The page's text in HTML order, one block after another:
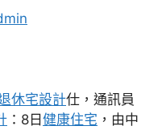
休宅設計仕，通訊員
：8日健康住宅 ，由中